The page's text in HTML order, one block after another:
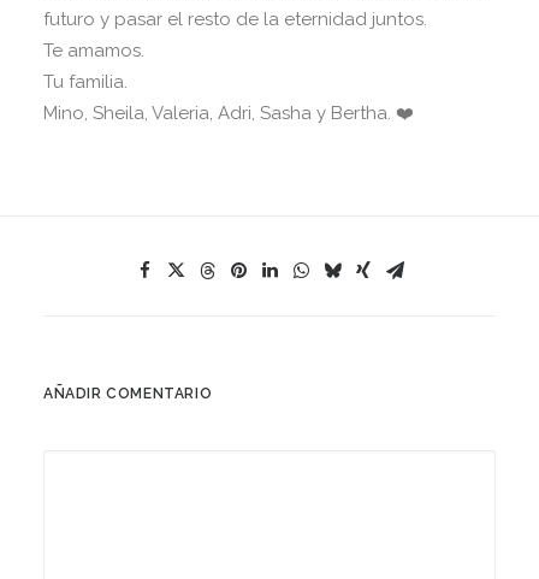
futuro y pasar el resto de la eternidad juntos.
Te amamos.
Tu familia.
Mino, Sheila, Valeria, Adri, Sasha y Bertha. ❤️
AÑADIR COMENTARIO